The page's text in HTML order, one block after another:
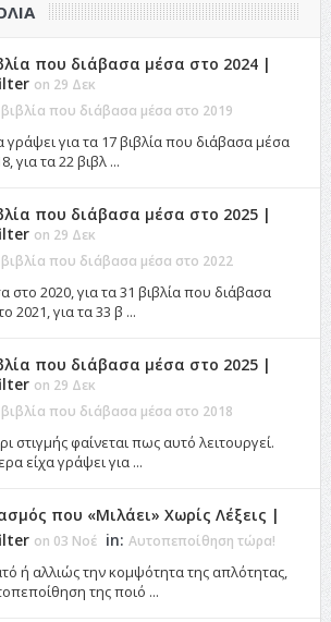
που διάβασα μέσα στο 2024 |
on 29 Δεκ
που διάβασα μέσα στο 2019
γράψει για τα 17 βιβλία που διάβασα μέσα
για τα 22 βιβλ ...
που διάβασα μέσα στο 2025 |
on 29 Δεκ
που διάβασα μέσα στο 2022
στο 2020, για τα 31 βιβλία που διάβασα
2021, για τα 33 β ...
που διάβασα μέσα στο 2025 |
on 29 Δεκ
που διάβασα μέσα στο 2018
στιγμής φαίνεται πως αυτό λειτουργεί.
είχα γράψει για ...
που «Μιλάει» Χωρίς Λέξεις |
on 03 Νοέ in: Αυτοπεποίθηση τώρα!
ή αλλιώς την κομψότητα της απλότητας,
της ποιό ...